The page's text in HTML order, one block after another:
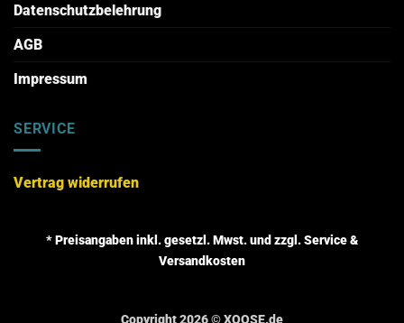
Datenschutzbelehrung
AGB
Impressum
SERVICE
Vertrag widerrufen
* Preisangaben inkl. gesetzl. Mwst. und zzgl. Service &
Versandkosten
Copyright 2026 ©XOOSE.de